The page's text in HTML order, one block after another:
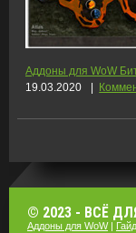
Аддоны для WoW
19.03.2020
|
© 2023 - ВСЁ
Аддоны для WoW|